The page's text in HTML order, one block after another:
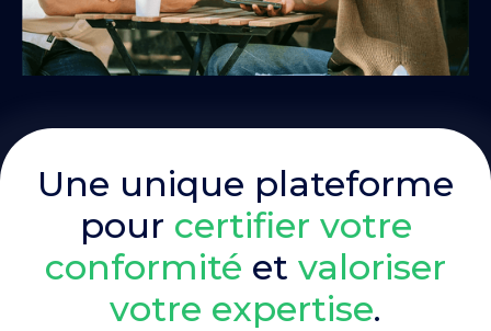
Une unique plateforme
pour certifier votre
conformité et valoriser
votre expertise.